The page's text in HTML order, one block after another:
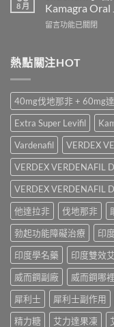
作
注
項
港
正
貨
購
買
指
南〉
中
2026
Viagra
多
原
廠
與
學
名
藥
購
買
比
較〉
中
威
而
鋼
利
麼
選？
年
效
果、
價
錢、
副
作
用
全
面
比
較
與
香
港
購
8 月
Kamagra
在
名
藥
隻
好？
Cenforce-
100、
Kamagra
與
Kamagra
Oral
Jelly
全
面
比
較〉
中
留言功能已關閉
熱點關注HOT
40mg伐地那非 + 60mg
Extra Super Levifil
Vardenafil
VERDEX
VERDEX VERDENAFIL
VERDEX VERDENAFIL
他達拉非
伐地那非
勃起功能障礙治療
印
印度學名藥
印度雙效
威而鋼副廠
威而鋼哪
犀利士
犀利士副作用
精力糖
艾力達果凍